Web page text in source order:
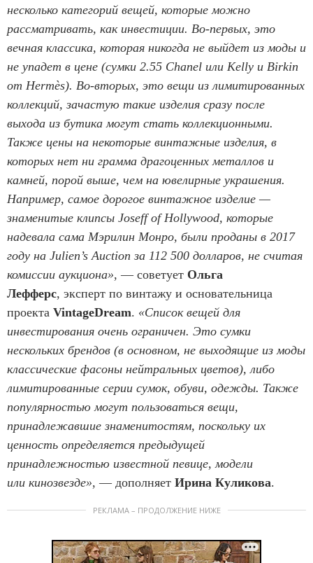
несколько категорий вещей, которые можно
рассматривать, как инвестиции. Во-первых, это
вечная классика, которая никогда не выйдет из моды и
не упадет в цене (сумки 2.55 Chanel или Kelly и Birkin
от Hermès). Во-вторых, это вещи из лимитированных
коллекций, зачастую такие изделия сразу после
выхода из бутика могут стать коллекционными.
Также цены на некоторые винтажные изделия, в
которых нет ни грамма драгоценных металлов и
камней, порой выше, чем на ювелирные украшения.
Например, самое дорогое винтажное изделие —
знаменитые клипсы Joseff of Hollywood, которые
надевала сама Мэрилин Монро, были проданы в 2017
году на Julien’s Auction за 112 500 долларов, не считая
комиссии аукциона», — советует Ольга
Лефферс, эксперт по винтажу и основательница
проекта VintageDream. «Список вещей для
инвестирования очень ограничен. Это сумки
нескольких брендов (в основном, не выходящие из моды
классические фасоны нейтральных цветов), либо
лимитированные серии сумок, обуви, одежды. Также
популярностью могут пользоваться вещи,
принадлежавшие знаменитостям, поскольку их
ценность определяется предыдущей
принадлежностью известной певице, модели
или кинозвезде», — дополняет Ирина Куликова.
РЕКЛАМА – ПРОДОЛЖЕНИЕ НИЖЕ